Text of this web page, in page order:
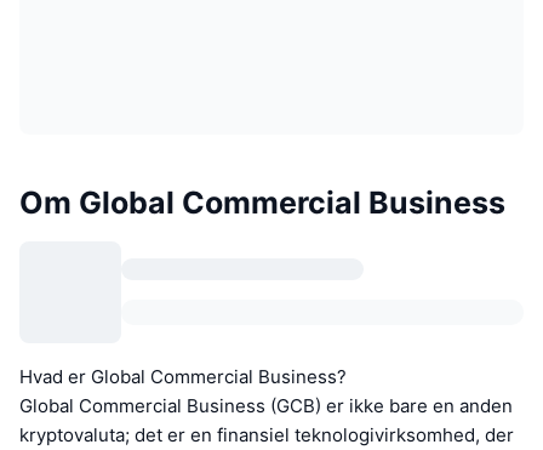
Om Global Commercial Business
Hvad er Global Commercial Business?
Global Commercial Business (GCB) er ikke bare en anden
kryptovaluta; det er en finansiel teknologivirksomhed, der